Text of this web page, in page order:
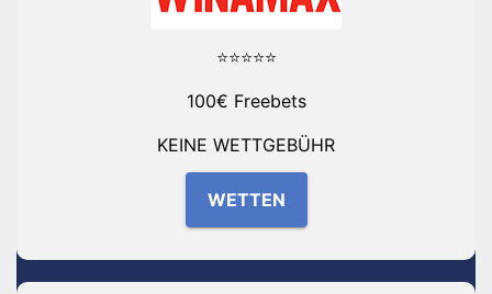
⭐⭐⭐⭐⭐
100€ Freebets
KEINE WETTGEBÜHR
WETTEN